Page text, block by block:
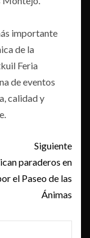
importante
de la
Feria
de eventos
calidad y
Siguiente
paraderos en
el Paseo de las
Ánimas